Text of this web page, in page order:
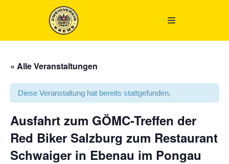
« Alle Veranstaltungen
Diese Veranstaltung hat bereits stattgefunden.
Ausfahrt zum GÖMC-Treffen der
Red Biker Salzburg zum Restaurant
Schwaiger in Ebenau im Pongau